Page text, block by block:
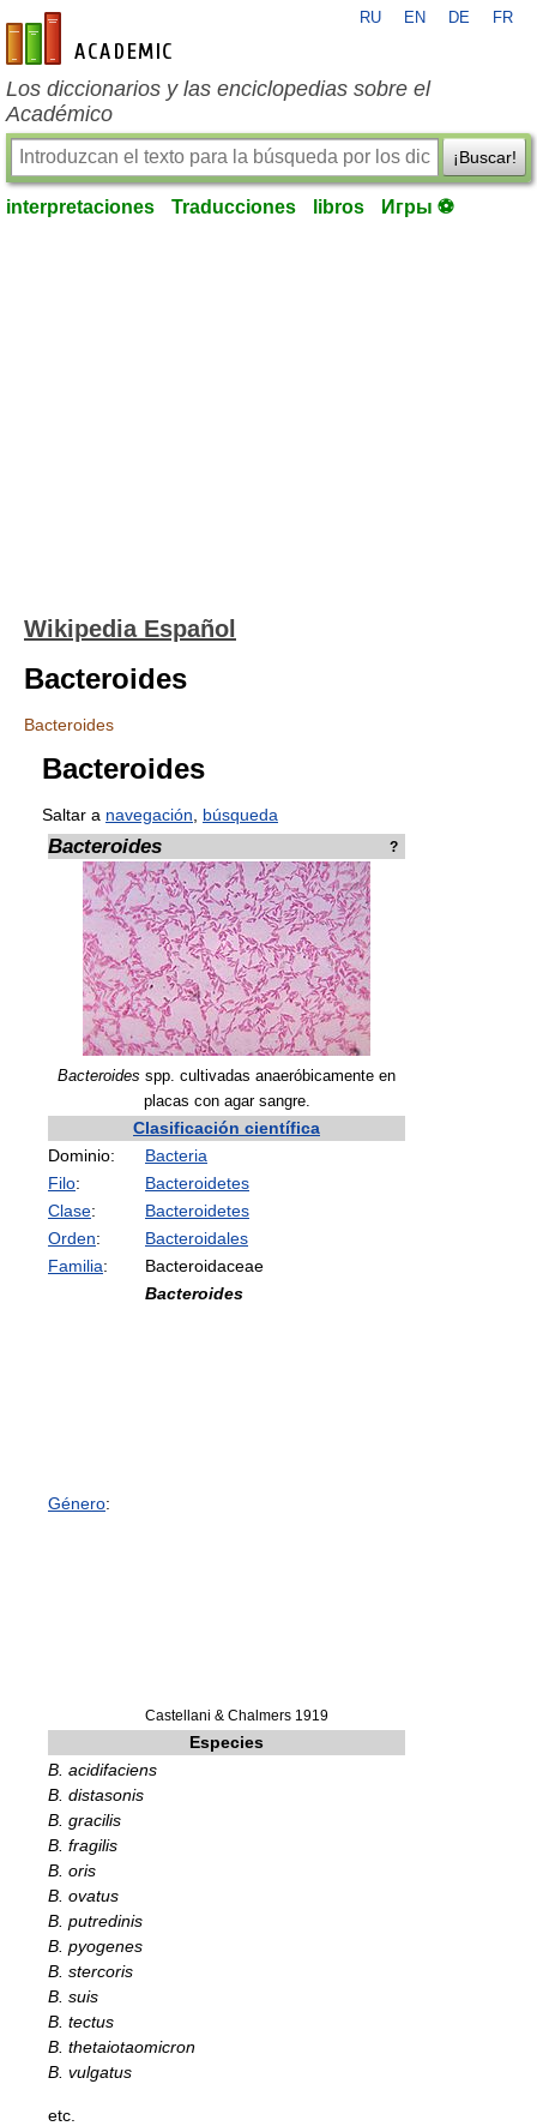
es-academic.com
RU EN DE FR
Los diccionarios y las enciclopedias sobre el
Académico
¡Buscar!
interpretaciones Traducciones libros Игры ⚽
Wikipedia Español
Bacteroides
Bacteroides
Bacteroides
Saltar a navegación búsqueda
?
Bacteroides
Bacteroides spp. cultivadas anaeróbicamente en
placas con agar sangre.
Clasificación científica
Dominio:
Bacteria
Filo:
Bacteroidetes
Clase:
Bacteroidetes
Orden:
Bacteroidales
Familia: Bacteroidaceae
Género:
Bacteroides
Castellani & Chalmers 1919
Especies
B. acidifaciens
B. distasonis
B. gracilis
B. fragilis
B. oris
B. ovatus
B. putredinis
B. pyogenes
B. stercoris
B. suis
B. tectus
B. thetaiotaomicron
B. vulgatus
etc.